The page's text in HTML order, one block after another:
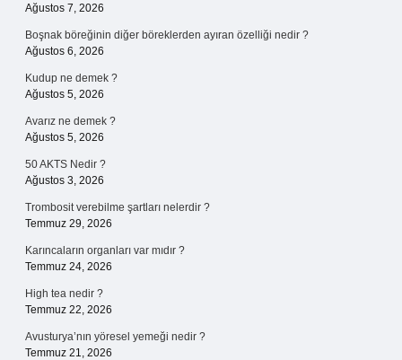
Ağustos 7, 2026
Boşnak böreğinin diğer böreklerden ayıran özelliği nedir ?
Ağustos 6, 2026
Kudup ne demek ?
Ağustos 5, 2026
Avarız ne demek ?
Ağustos 5, 2026
50 AKTS Nedir ?
Ağustos 3, 2026
Trombosit verebilme şartları nelerdir ?
Temmuz 29, 2026
Karıncaların organları var mıdır ?
Temmuz 24, 2026
High tea nedir ?
Temmuz 22, 2026
Avusturya’nın yöresel yemeği nedir ?
Temmuz 21, 2026